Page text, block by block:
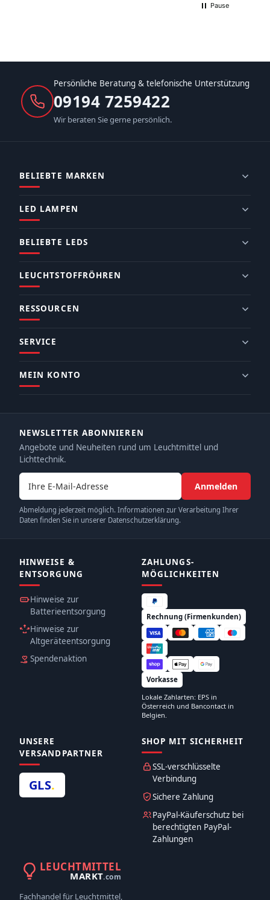
Pause
Persönliche Beratung & telefonische Unterstützung
09194 7259422
Wir beraten Sie gerne persönlich.
BELIEBTE MARKEN
LED LAMPEN
BELIEBTE LEDS
LEUCHTSTOFFRÖHREN
RESSOURCEN
SERVICE
MEIN KONTO
NEWSLETTER ABONNIEREN
Angebote und Neuheiten rund um Leuchtmittel und
Lichttechnik.
E-Mail-Adresse
Anmelden
Abmeldung jederzeit möglich. Informationen zur Verarbeitung Ihrer
Daten finden Sie in unserer Datenschutzerklärung.
HINWEISE &
ENTSORGUNG
Hinweise zur
Batterieentsorgung
Hinweise zur
Altgeräteentsorgung
Spendenaktion
ZAHLUNGS­
MÖGLICHKEITEN
Rechnung (Firmenkunden)
Vorkasse
Lokale Zahlarten: EPS in
Österreich und Bancontact in
Belgien.
UNSERE
VERSANDPARTNER
GLS.
SHOP MIT SICHERHEIT
SSL-verschlüsselte
Verbindung
Sichere Zahlung
PayPal-Käuferschutz bei
berechtigten PayPal-
Zahlungen
LEUCHTMITTEL
MARKT.com
Fachhandel für Leuchtmittel,